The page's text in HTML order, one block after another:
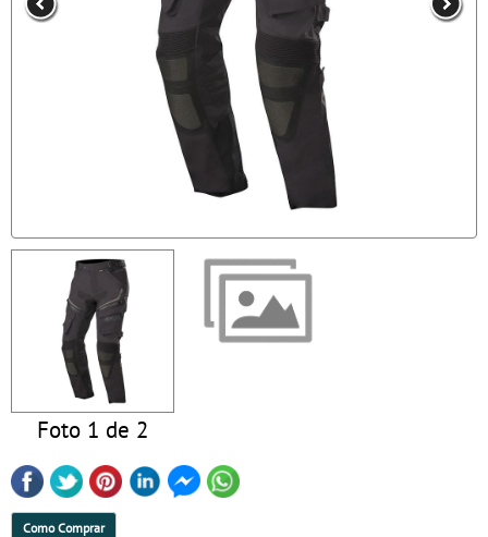
Foto 1 de 2
Como Comprar